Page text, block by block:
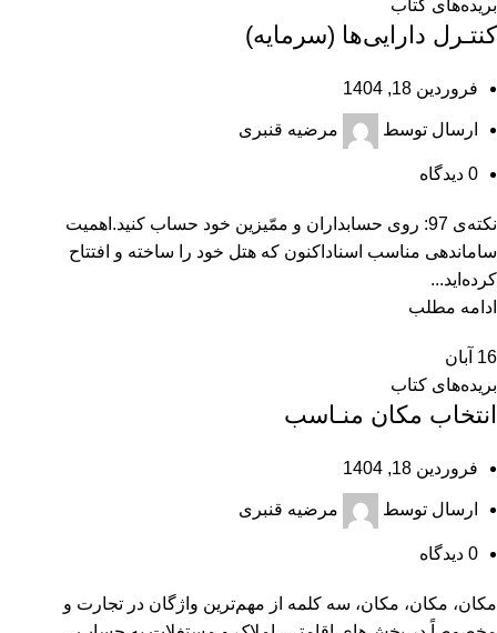
بریده‌های کتاب
کنتـرل دارایی‌ها (سرمایه)
فروردین 18, 1404
ارسال توسط مرضیه قنبری
0 دیدگاه
نکته‌ی 97: روی حسابداران و ممّیزین خود حساب کنید.اهمیت
ساماندهی مناسب اسناداکنون که هتل خود را ساخته و افتتاح
کرده‌اید...
ادامه مطلب
16 آبان
بریده‌های کتاب
انتخاب مکان منـاسب
فروردین 18, 1404
ارسال توسط مرضیه قنبری
0 دیدگاه
مکان، مکان، مکان، سه کلمه از مهم‌ترین واژگان در تجارت و